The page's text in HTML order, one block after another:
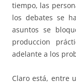
tiempo, las
los debates se
asuntos se
produccion
adelante a los
Claro está, entre